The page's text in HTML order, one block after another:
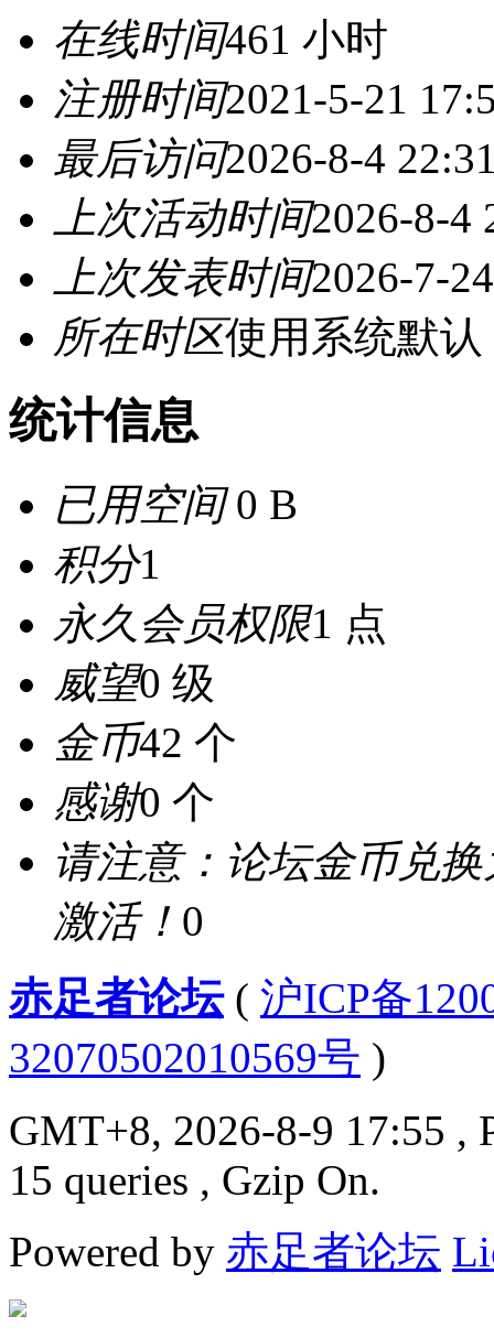
在线时间461 小时
注册时间2021-5-21
最后访问2026-8-4
上次活动时间2026-8-4
上次发表时间2026-7-
所在时区使用系统默认
统计信息
已用空间0 B
积分1
永久会员权限1 点
威望0 级
金币42 个
感谢0 个
请注意：论坛金币兑
激活！ 0
赤足者论坛( 沪ICP备
32070502010569号 )
GMT+8, 2026-8-9 17:55 ,
15 queries , Gzip On.
Powered by 赤足者论坛